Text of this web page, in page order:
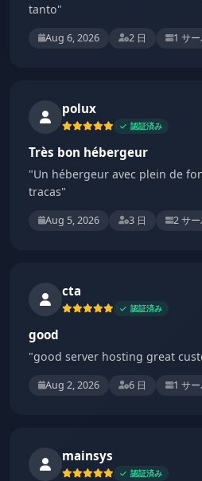
tanto"
Aug 6, 2026 2 日 1 サ
polux
認証済み
Très bon hébergeur
"Un hébergeur avec plein de
tracas"
Aug 5, 2026 3 日 2 サ
cta
認証済み
good
"good server hosting great
Aug 2, 2026 6 日 1 サ
mainsys
認証済み